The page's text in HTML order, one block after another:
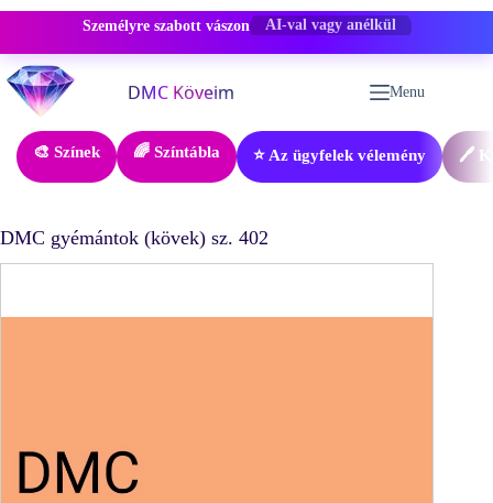
Személyre szabott vászon -50% KEDVEZMÉNY
Skip
to
content
Menu
🎨 Színek 🌈 Színtábla ⭐ Az ügyfelek vélemény 🖊️
DMC gyémántok (kövek) sz. 402